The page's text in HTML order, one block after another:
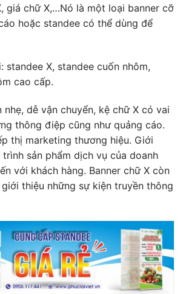
giá chữ X,…Nó là một loại banner cỡ
hoặc standee có thể dùng để
standee X, standee cuốn nhôm,
cao cấp.
dễ vận chuyển, kệ chữ X có vai
thông điệp cũng như quảng cáo.
thị marketing thương hiệu. Giới
sản phẩm dịch vụ của doanh
với khách hàng. Banner chữ X còn
thiệu những sự kiện truyền thông